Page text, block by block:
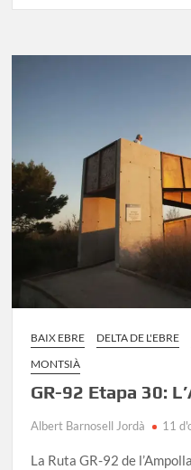
29:
L’Ampolla
BAIX EBRE DELTA DE L'EBRE
MONTSIÀ
GR-92 Etapa 30:
Albert Barnosell Jordà 11
La Ruta GR-92 de